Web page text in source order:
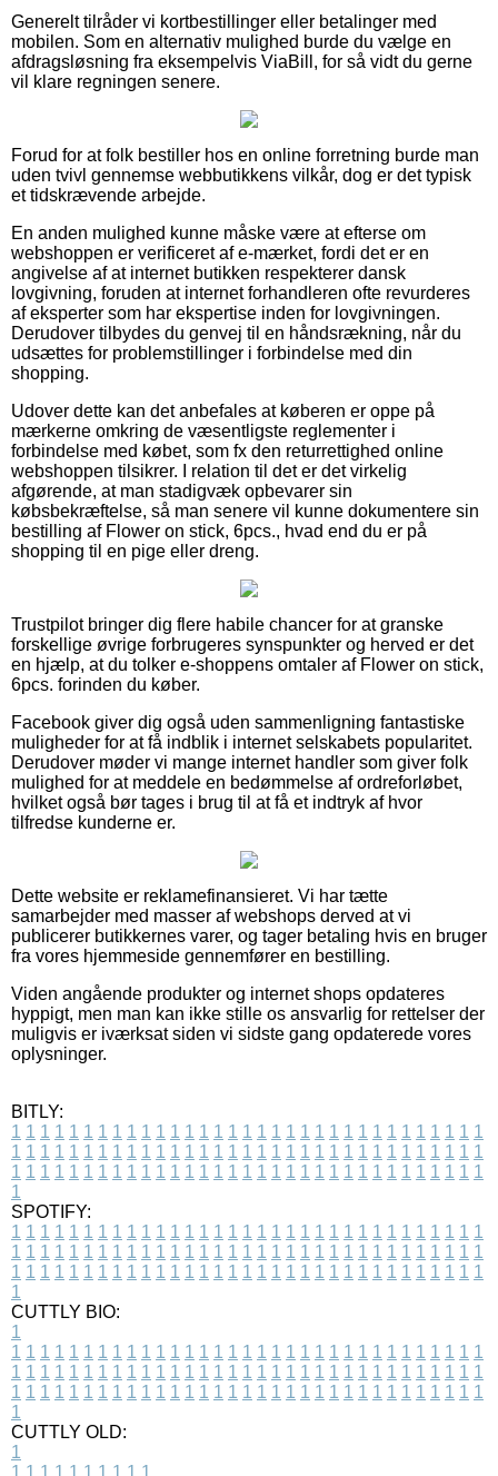
Generelt tilråder vi kortbestillinger eller betalinger med
mobilen. Som en alternativ mulighed burde du vælge en
afdragsløsning fra eksempelvis ViaBill, for så vidt du gerne
vil klare regningen senere.
Forud for at folk bestiller hos en online forretning burde man
uden tvivl gennemse webbutikkens vilkår, dog er det typisk
et tidskrævende arbejde.
En anden mulighed kunne måske være at efterse om
webshoppen er verificeret af e-mærket, fordi det er en
angivelse af at internet butikken respekterer dansk
lovgivning, foruden at internet forhandleren ofte revurderes
af eksperter som har ekspertise inden for lovgivningen.
Derudover tilbydes du genvej til en håndsrækning, når du
udsættes for problemstillinger i forbindelse med din
shopping.
Udover dette kan det anbefales at køberen er oppe på
mærkerne omkring de væsentligste reglementer i
forbindelse med købet, som fx den returrettighed online
webshoppen tilsikrer. I relation til det er det virkelig
afgørende, at man stadigvæk opbevarer sin
købsbekræftelse, så man senere vil kunne dokumentere sin
bestilling af Flower on stick, 6pcs., hvad end du er på
shopping til en pige eller dreng.
Trustpilot bringer dig flere habile chancer for at granske
forskellige øvrige forbrugeres synspunkter og herved er det
en hjælp, at du tolker e-shoppens omtaler af Flower on stick,
6pcs. forinden du køber.
Facebook giver dig også uden sammenligning fantastiske
muligheder for at få indblik i internet selskabets popularitet.
Derudover møder vi mange internet handler som giver folk
mulighed for at meddele en bedømmelse af ordreforløbet,
hvilket også bør tages i brug til at få et indtryk af hvor
tilfredse kunderne er.
Dette website er reklamefinansieret. Vi har tætte
samarbejder med masser af webshops derved at vi
publicerer butikkernes varer, og tager betaling hvis en bruger
fra vores hjemmeside gennemfører en bestilling.
Viden angående produkter og internet shops opdateres
hyppigt, men man kan ikke stille os ansvarlig for rettelser der
muligvis er iværksat siden vi sidste gang opdaterede vores
oplysninger.
BITLY:
1 1 1 1 1 1 1 1 1 1 1 1 1 1 1 1 1 1 1 1 1 1 1 1 1 1 1 1 1 1 1 1 1
1 1 1 1 1 1 1 1 1 1 1 1 1 1 1 1 1 1 1 1 1 1 1 1 1 1 1 1 1 1 1 1 1
1 1 1 1 1 1 1 1 1 1 1 1 1 1 1 1 1 1 1 1 1 1 1 1 1 1 1 1 1 1 1 1 1
1
SPOTIFY:
1 1 1 1 1 1 1 1 1 1 1 1 1 1 1 1 1 1 1 1 1 1 1 1 1 1 1 1 1 1 1 1 1
1 1 1 1 1 1 1 1 1 1 1 1 1 1 1 1 1 1 1 1 1 1 1 1 1 1 1 1 1 1 1 1 1
1 1 1 1 1 1 1 1 1 1 1 1 1 1 1 1 1 1 1 1 1 1 1 1 1 1 1 1 1 1 1 1 1
1
CUTTLY BIO:
1
1 1 1 1 1 1 1 1 1 1 1 1 1 1 1 1 1 1 1 1 1 1 1 1 1 1 1 1 1 1 1 1 1
1 1 1 1 1 1 1 1 1 1 1 1 1 1 1 1 1 1 1 1 1 1 1 1 1 1 1 1 1 1 1 1 1
1 1 1 1 1 1 1 1 1 1 1 1 1 1 1 1 1 1 1 1 1 1 1 1 1 1 1 1 1 1 1 1 1
1
CUTTLY OLD:
1
1 1 1 1 1 1 1 1 1 1